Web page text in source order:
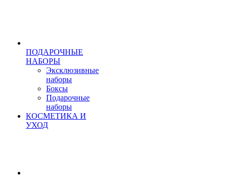
ПОДАРОЧНЫЕ
НАБОРЫ
Эксклюзивные
наборы
Боксы
Подарочные
наборы
КОСМЕТИКА И
УХОД